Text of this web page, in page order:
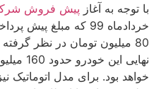
با توجه به آغاز پیش فروش
خردادماه 99 که مبلغ
80 میلیون تومان در نظر
نهایی